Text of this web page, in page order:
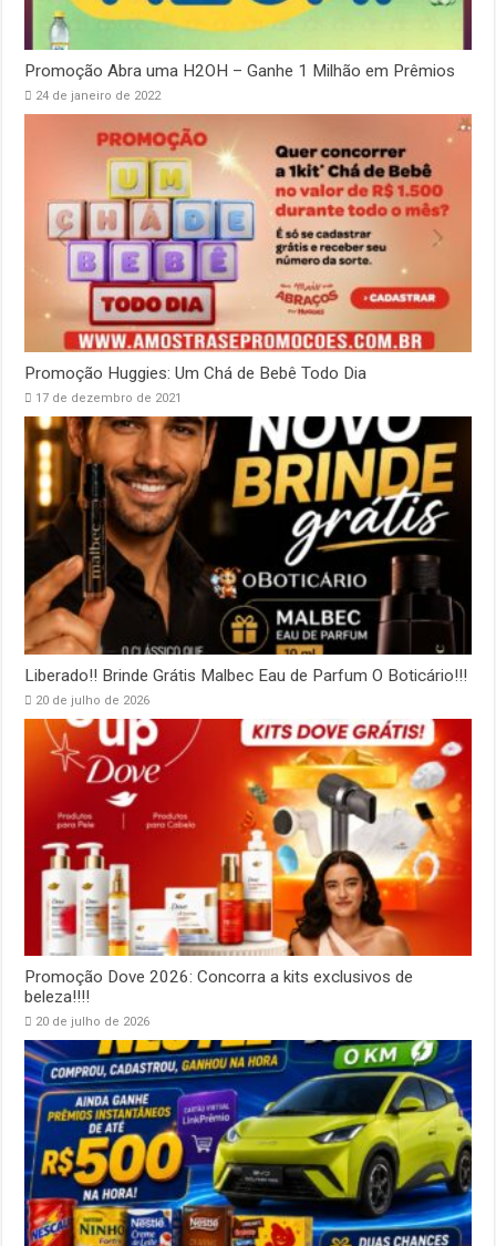
Promoção Abra uma H2OH – Ganhe 1 Milhão em Prêmios
24 de janeiro de 2022
Promoção Huggies: Um Chá de Bebê Todo Dia
17 de dezembro de 2021
Liberado!! Brinde Grátis Malbec Eau de Parfum O Boticário!!!
20 de julho de 2026
Promoção Dove 2026: Concorra a kits exclusivos de
beleza!!!!
20 de julho de 2026